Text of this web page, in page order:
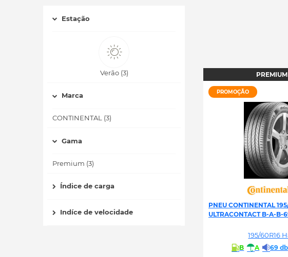
Estação
Verão (3)
Marca
CONTINENTAL (3)
Gama
Premium (3)
Índice de carga
Indíce de velocidade
PREMIUM
PROMOÇÃO
PNEU CONTINENTAL
ULTRACONTACT B-A-B-
195/60R16
B A 69 db